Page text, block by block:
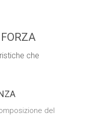
che
del